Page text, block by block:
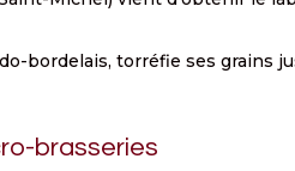
bordelais, torréfie ses grains
brasseries